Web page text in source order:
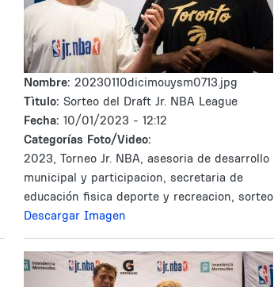
Nombre: 20230110dicimouysm0713.jpg
Tìtulo: Sorteo del Draft Jr. NBA League
Fecha: 10/01/2023 - 12:12
Categorías Foto/Video:
2023, Torneo Jr. NBA, asesoria de desarrollo
municipal y participacion, secretaria de
educación fisica deporte y recreacion, sorteo
Descargar Imagen